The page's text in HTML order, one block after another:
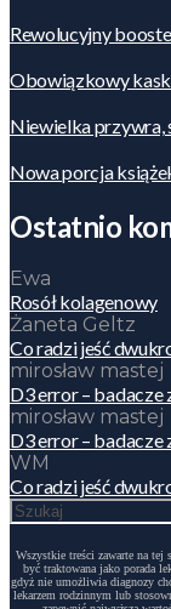
Rewolucyjny
Obowiązkowy kask
Niewielka
Nowa porcja
Ostatnio
Ewa
Rosół kolagenowy
Żaneta Geltz
Co radzi jeść
mirosław mastej
D3 error –
mirosław mastej
D3 error –
WM
Co radzi jeść
Wszystkie treści zawarte na tej
być traktowana jako porada
gdyż nie umożliwia diagnozy
lekarzem rodzinnym lub